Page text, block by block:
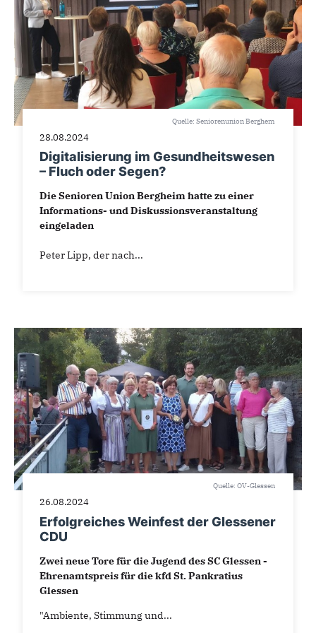
Quelle: Seniorenunion Berghem
28.08.2024
Digitalisierung im Gesundheitswesen
– Fluch oder Segen?
Die Senioren Union Bergheim hatte zu einer
Informations- und Diskussionsveranstaltung
eingeladen
Peter Lipp, der nach...
Quelle: OV-Glessen
26.08.2024
Erfolgreiches Weinfest der Glessener
CDU
Zwei neue Tore für die Jugend des SC Glessen -
Ehrenamtspreis für die kfd St. Pankratius
Glessen
"Ambiente, Stimmung und...